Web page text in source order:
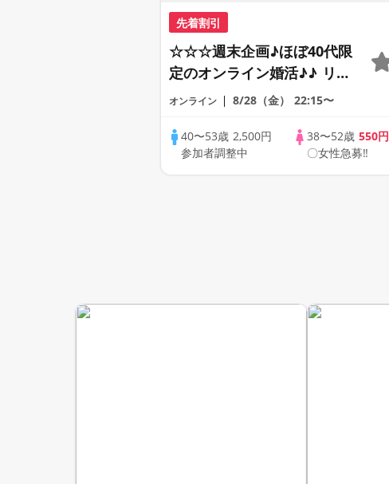
先着割引
☆☆☆週末企画♪ほぼ40代限
定のオンライン婚活♪♪ リモ
ートの出会い応援♪♪ おうち
の方が対象☆ 司会進行あり
♪♪ THE 43s ONLINE
PARTY!!
オンライン 8/28（金） 22:15〜
40〜53歳 2,500円
参加者調整中
38〜52歳 550円
〇女性急募‼